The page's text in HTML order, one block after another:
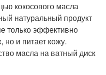
кокосового масла
натуральный продукт
только эффективно
но и питает кожу.
масла на ватный диск